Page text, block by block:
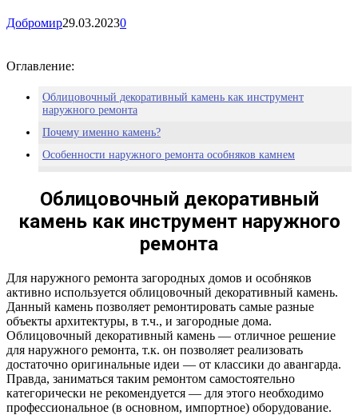
Добромир29.03.20230
Оглавление:
Облицовочный декоративный камень как инструмент
наружного ремонта
Почему именно камень?
Особенности наружного ремонта особняков камнем
Облицовочный декоративный
камень как инструмент наружного
ремонта
Для наружного ремонта загородных домов и особняков
активно используется облицовочный декоративный камень.
Данный камень позволяет ремонтировать самые разные
объекты архитектуры, в т.ч., и загородные дома.
Облицовочный декоративный камень — отличное решение
для наружного ремонта, т.к. он позволяет реализовать
достаточно оригинальные идеи — от классики до авангарда.
Правда, заниматься таким ремонтом самостоятельно
категорически не рекомендуется — для этого необходимо
профессиональное (в основном, импортное) оборудование.